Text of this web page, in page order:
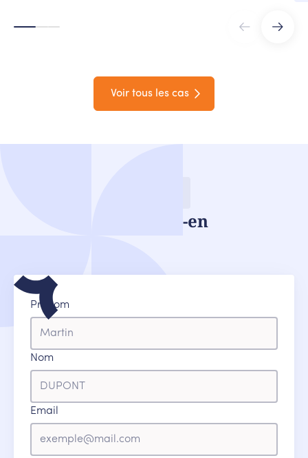
Voir tous les cas
Discutons-en
Prénom
Nom
Email